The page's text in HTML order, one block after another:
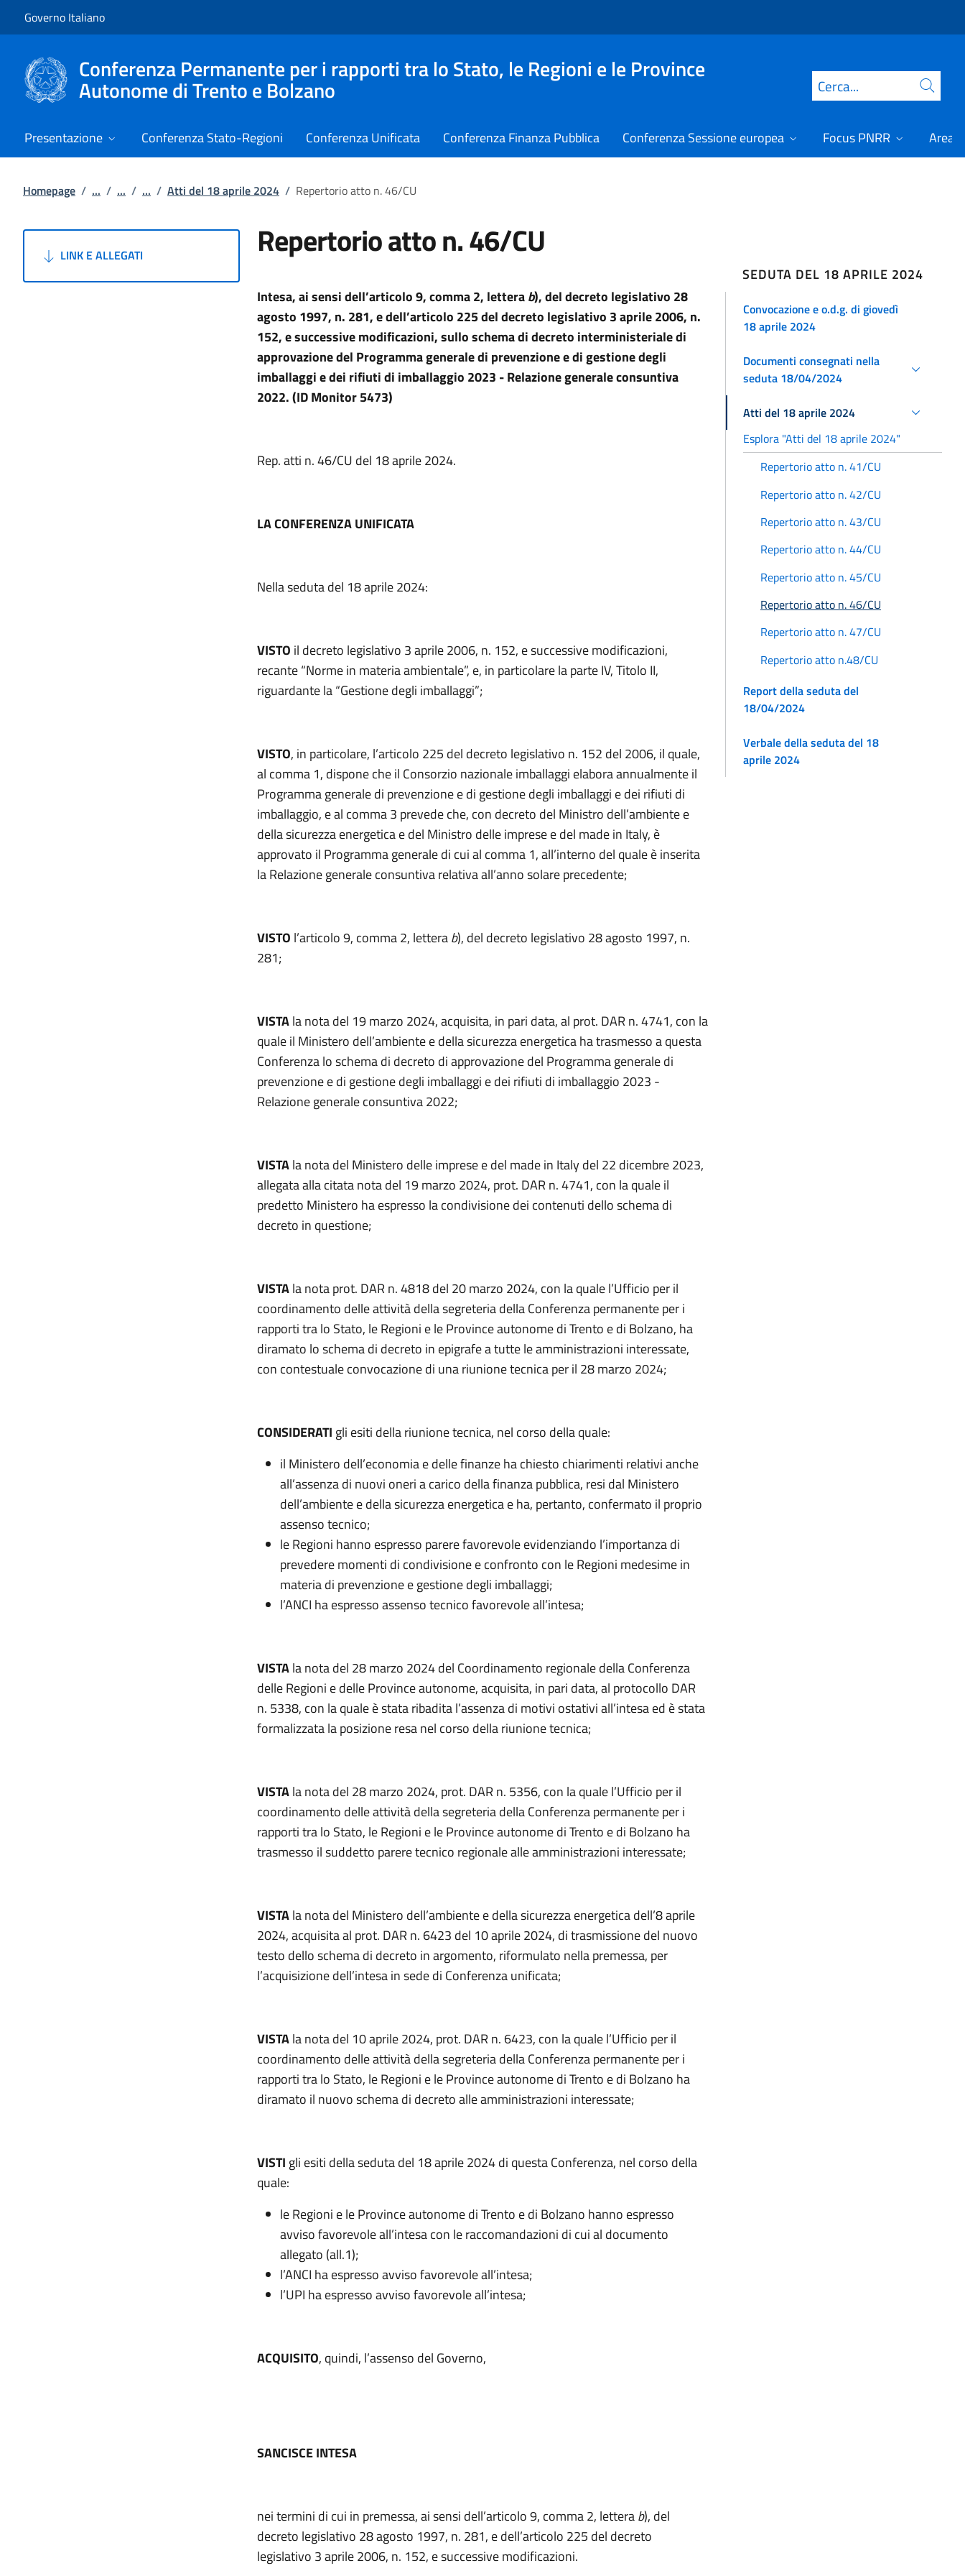
Governo Italiano
Conferenza Permanente per i rapporti tra lo Stato, le Regioni e le Province
Autonome di Trento e Bolzano Cerca
Presentazione Conferenza Stato-Regioni Conferenza Unificata Conferenza Finanza Pubblica Conferenza Sessione europea Focus PNRR Area
Homepage / ... / ... / ... / Atti del 18 aprile 2024 / Repertorio atto n. 46/CU
LINK E ALLEGATI Repertorio atto n. 46/CU
Intesa,ai sensi dell’articolo 9, comma 2, letterab), del decreto legislativo 28
agosto 1997, n. 281,edell’articolo 225 del decreto legislativo 3 aprile 2006, n.
152, e successive modificazioni, sulloschema di decreto interministeriale di
approvazione del Programma generale di prevenzione e digestione degli
imballaggi e dei rifiuti di imballaggio 2023 - Relazione generale consuntiva
2022. (ID Monitor 5473)
Rep. atti n. 46/CU del 18 aprile 2024.
LA CONFERENZA UNIFICATA
Nella seduta del 18 aprile 2024:
VISTO il decreto legislativo 3 aprile 2006, n. 152, e successive modificazioni,
recante “Norme in materia ambientale”, e, in particolare la parte IV, Titolo II,
riguardante la “Gestione degli imballaggi”;
VISTO, in particolare, l’articolo 225 del decreto legislativo n. 152 del 2006, il quale,
al comma 1, dispone che il Consorzio nazionale imballaggi elabora annualmente il
Programma generale di prevenzione e di gestione degli imballaggi e dei rifiuti di
imballaggio, e al comma 3 prevede che, con decreto del Ministro dell’ambiente e
della sicurezza energetica e del Ministro delle imprese e del made in Italy, è
approvato il Programma generale di cui al comma 1, all’interno del quale è inserita
la Relazione generale consuntiva relativa all’anno solare precedente;
VISTO l’articolo 9, comma 2, letterab), del decreto legislativo 28 agosto 1997, n.
281;
VISTAla nota del 19 marzo 2024, acquisita, in pari data, al prot. DAR n. 4741, con la
quale il Ministero dell’ambiente e della sicurezza energetica ha trasmesso a questa
Conferenza lo schema di decreto di approvazione del Programma generale di
prevenzione e di gestione degli imballaggi e dei rifiuti di imballaggio 2023 -
Relazione generale consuntiva 2022;
VISTAla nota del Ministero delle imprese e del made in Italy del 22 dicembre 2023,
allegata alla citata nota del 19 marzo 2024, prot. DAR n. 4741, con la quale il
predetto Ministero ha espresso la condivisione dei contenuti dello schema di
decreto in questione;
VISTAla nota prot. DAR n. 4818 del 20 marzo 2024, con la quale l’Ufficio per il
coordinamento delle attività della segreteria della Conferenza permanente per i
rapporti tra lo Stato, le Regioni e le Province autonome di Trento e di Bolzano, ha
diramato lo schema di decreto in epigrafe a tutte le amministrazioni interessate,
con contestuale convocazione di una riunione tecnica per il 28 marzo 2024;
CONSIDERATI gli esiti della riunione tecnica, nel corso della quale:
il Ministero dell’economia e delle finanze ha chiesto chiarimenti relativi anche
all’assenza di nuovi oneri a carico della finanza pubblica, resi dal Ministero
dell’ambiente e della sicurezza energetica e ha, pertanto, confermato il proprio
assenso tecnico;
le Regioni hanno espresso parere favorevole evidenziando l’importanza di
prevedere momenti di condivisione e confronto con le Regioni medesime in
materia di prevenzione e gestione degli imballaggi;
l’ANCI ha espresso assenso tecnico favorevole all’intesa;
VISTAla nota del 28 marzo 2024 del Coordinamento regionale della Conferenza
delle Regioni e delle Province autonome, acquisita, in pari data, al protocollo DAR
n. 5338, con la quale è stata ribadita l’assenza di motivi ostativi all’intesa ed è stata
formalizzata la posizione resa nel corso della riunione tecnica;
VISTAla nota del 28 marzo 2024, prot. DAR n. 5356, con la quale l’Ufficio per il
coordinamento delle attività della segreteria della Conferenza permanente per i
rapporti tra lo Stato, le Regioni e le Province autonome di Trento e di Bolzano ha
trasmesso il suddetto parere tecnico regionale alle amministrazioni interessate;
VISTAla nota del Ministero dell’ambiente e della sicurezza energetica dell’8 aprile
2024, acquisita al prot. DAR n. 6423 del 10 aprile 2024, di trasmissione del nuovo
testo dello schema di decreto in argomento, riformulato nella premessa, per
l’acquisizione dell’intesa in sede di Conferenza unificata;
VISTAla nota del 10 aprile 2024, prot. DAR n. 6423, con la quale l’Ufficio per il
coordinamento delle attività della segreteria della Conferenza permanente per i
rapporti tra lo Stato, le Regioni e le Province autonome di Trento e di Bolzano ha
diramato il nuovo schema di decreto alle amministrazioni interessate;
VISTI gli esiti della seduta del 18 aprile 2024 di questa Conferenza, nel corso della
quale:
le Regioni e le Province autonome di Trento e di Bolzano hanno espresso
avviso favorevole all’intesa con le raccomandazioni di cui al documento
allegato (all.1);
l’ANCI ha espresso avviso favorevole all’intesa;
l’UPI ha espresso avviso favorevole all’intesa;
ACQUISITO, quindi, l’assenso del Governo,
SANCISCE INTESA
nei termini di cui in premessa, ai sensi dell’articolo 9, comma 2, letterab), del
decreto legislativo 28 agosto 1997, n. 281, e dell’articolo 225 del decreto
legislativo 3 aprile 2006, n. 152, e successive modificazioni.
SEDUTA DEL 18 APRILE 2024
Convocazione e o.d.g. di giovedì
18 aprile 2024
Documenti consegnati nella
seduta 18/04/2024
Atti del 18 aprile 2024
Esplora "Atti del 18 aprile 2024"
Repertorio atto n. 41/CU
Repertorio atto n. 42/CU
Repertorio atto n. 43/CU
Repertorio atto n. 44/CU
Repertorio atto n. 45/CU
Repertorio atto n. 46/CU
Repertorio atto n. 47/CU
Repertorio atto n.48/CU
Report della seduta del
18/04/2024
Verbale della seduta del 18
aprile 2024